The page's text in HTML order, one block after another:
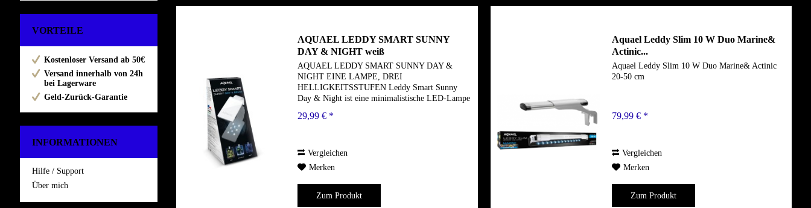
VORTEILE
Kostenloser Versand ab 50€
Versand innerhalb von 24h
bei Lagerware
Geld-Zurück-Garantie
INFORMATIONEN
Hilfe / Support
Über mich
AQUAEL LEDDY SMART SUNNY
DAY & NIGHT weiß
AQUAEL LEDDY SMART SUNNY DAY &
NIGHT EINE LAMPE, DREI
HELLIGKEITSSTUFEN Leddy Smart Sunny
Day & Night ist eine minimalistische LED-Lampe
zusätzlich mit einer neuen Funktion Day &
29,99 € *
Vergleichen
Merken
Zum Produkt
Aquael Leddy Slim 10 W Duo Marine&
Actinic...
Aquael Leddy Slim 10 W Duo Marine& Actinic
20-50 cm
79,99 € *
Vergleichen
Merken
Zum Produkt